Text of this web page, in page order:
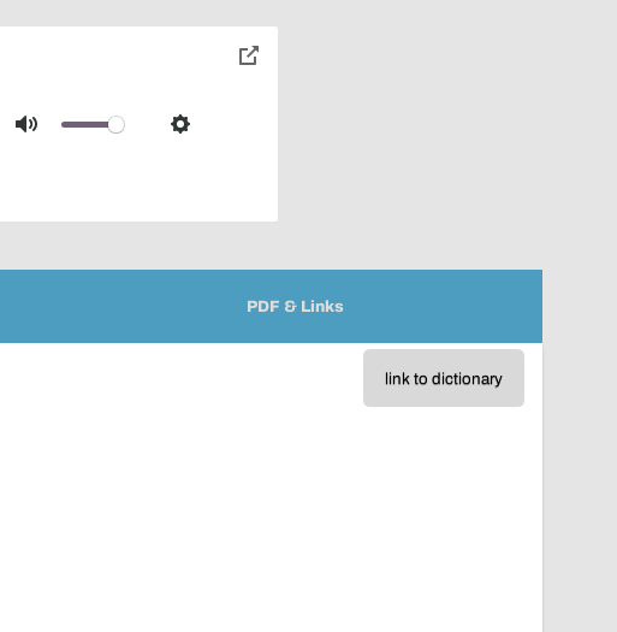
Mute Settings
toggle
PDF & Links
link to dictionary